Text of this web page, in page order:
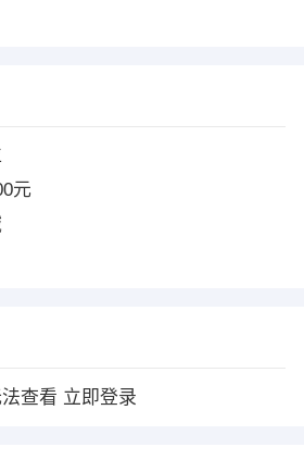
元
查看 立即登录